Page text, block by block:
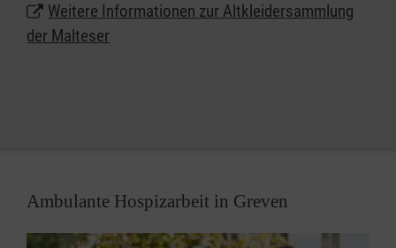
Weitere Informationen zur Altkleidersammlung
der Malteser
Ambulante Hospizarbeit in Greven